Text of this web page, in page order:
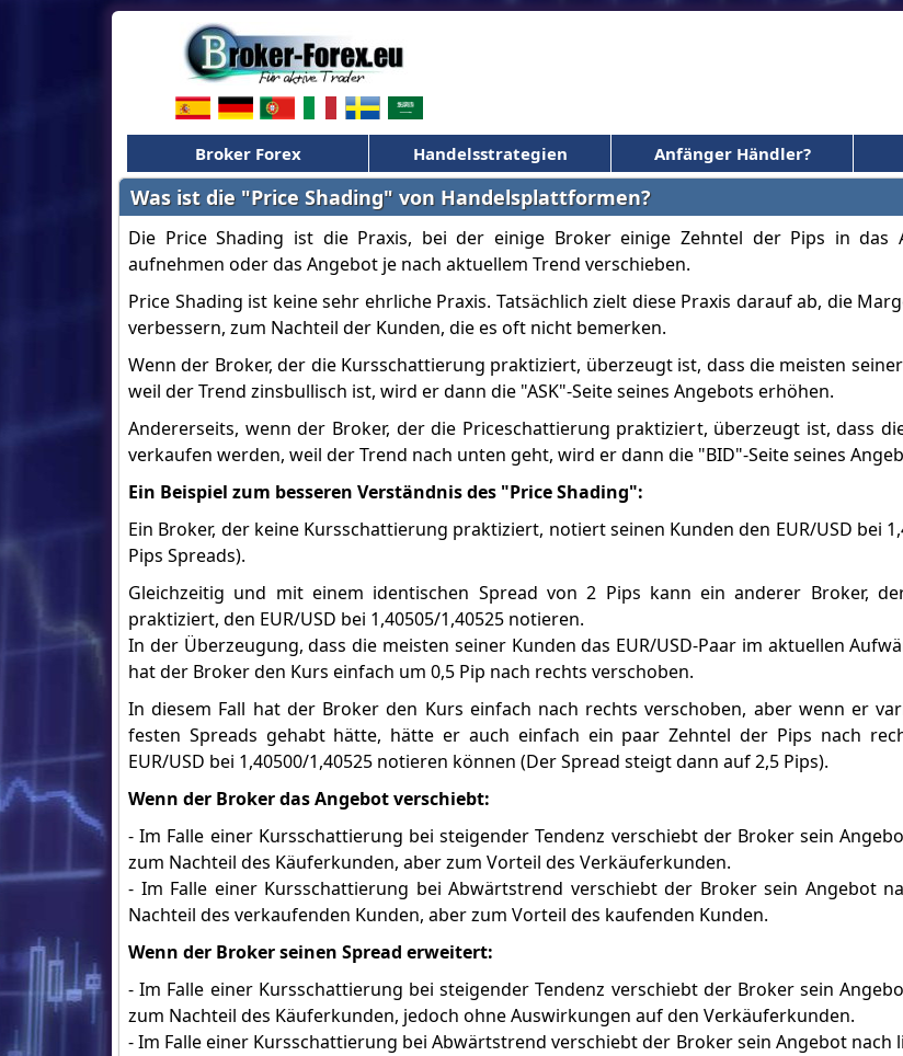
Broker Forex Handelsstrategien Anfänger Händler?
Was ist die "Price Shading" von Handelsplattformen?
Die Price Shading ist die Praxis, bei der einige Broker einige Zehntel der Pips in das
aufnehmen oder das Angebot je nach aktuellem Trend verschieben.
Price Shading ist keine sehr ehrliche Praxis. Tatsächlich zielt diese Praxis darauf ab, die
verbessern, zum Nachteil der Kunden, die es oft nicht bemerken.
Wenn der Broker, der die Kursschattierung praktiziert, überzeugt ist, dass die meisten
weil der Trend zinsbullisch ist, wird er dann die "ASK"-Seite seines Angebots erhöhen.
Andererseits, wenn der Broker, der die Priceschattierung praktiziert, überzeugt ist, dass
verkaufen werden, weil der Trend nach unten geht, wird er dann die "BID"-Seite seines
Ein Beispiel zum besseren Verständnis des "Price Shading":
Ein Broker, der keine Kursschattierung praktiziert, notiert seinen Kunden den EUR/USD bei
Pips Spreads).
Gleichzeitig und mit einem identischen Spread von 2 Pips kann ein anderer Broker,
praktiziert, den EUR/USD bei 1,40505/1,40525 notieren.
In der Überzeugung, dass die meisten seiner Kunden das EUR/USD-Paar im aktuellen
hat der Broker den Kurs einfach um 0,5 Pip nach rechts verschoben.
In diesem Fall hat der Broker den Kurs einfach nach rechts verschoben, aber wenn er
festen Spreads gehabt hätte, hätte er auch einfach ein paar Zehntel der Pips nach
EUR/USD bei 1,40500/1,40525 notieren können (Der Spread steigt dann auf 2,5 Pips).
Wenn der Broker das Angebot verschiebt:
- Im Falle einer Kursschattierung bei steigender Tendenz verschiebt der Broker sein
zum Nachteil des Käuferkunden, aber zum Vorteil des Verkäuferkunden.
- Im Falle einer Kursschattierung bei Abwärtstrend verschiebt der Broker sein Angebot
Nachteil des verkaufenden Kunden, aber zum Vorteil des kaufenden Kunden.
Wenn der Broker seinen Spread erweitert:
- Im Falle einer Kursschattierung bei steigender Tendenz verschiebt der Broker sein
zum Nachteil des Käuferkunden, jedoch ohne Auswirkungen auf den Verkäuferkunden.
- Im Falle einer Kursschattierung bei Abwärtstrend verschiebt der Broker sein Angebot nach